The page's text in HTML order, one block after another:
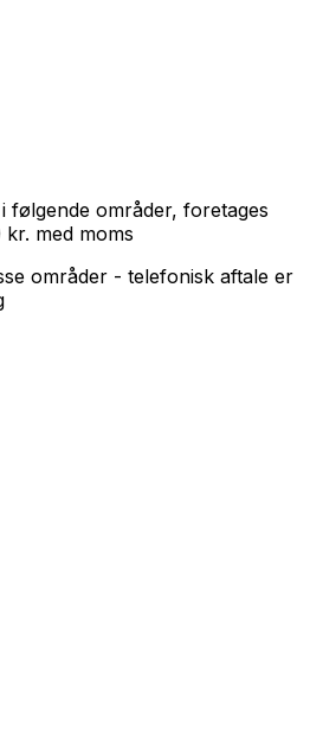
følgende områder, foretages
kr. med moms
områder - telefonisk aftale er